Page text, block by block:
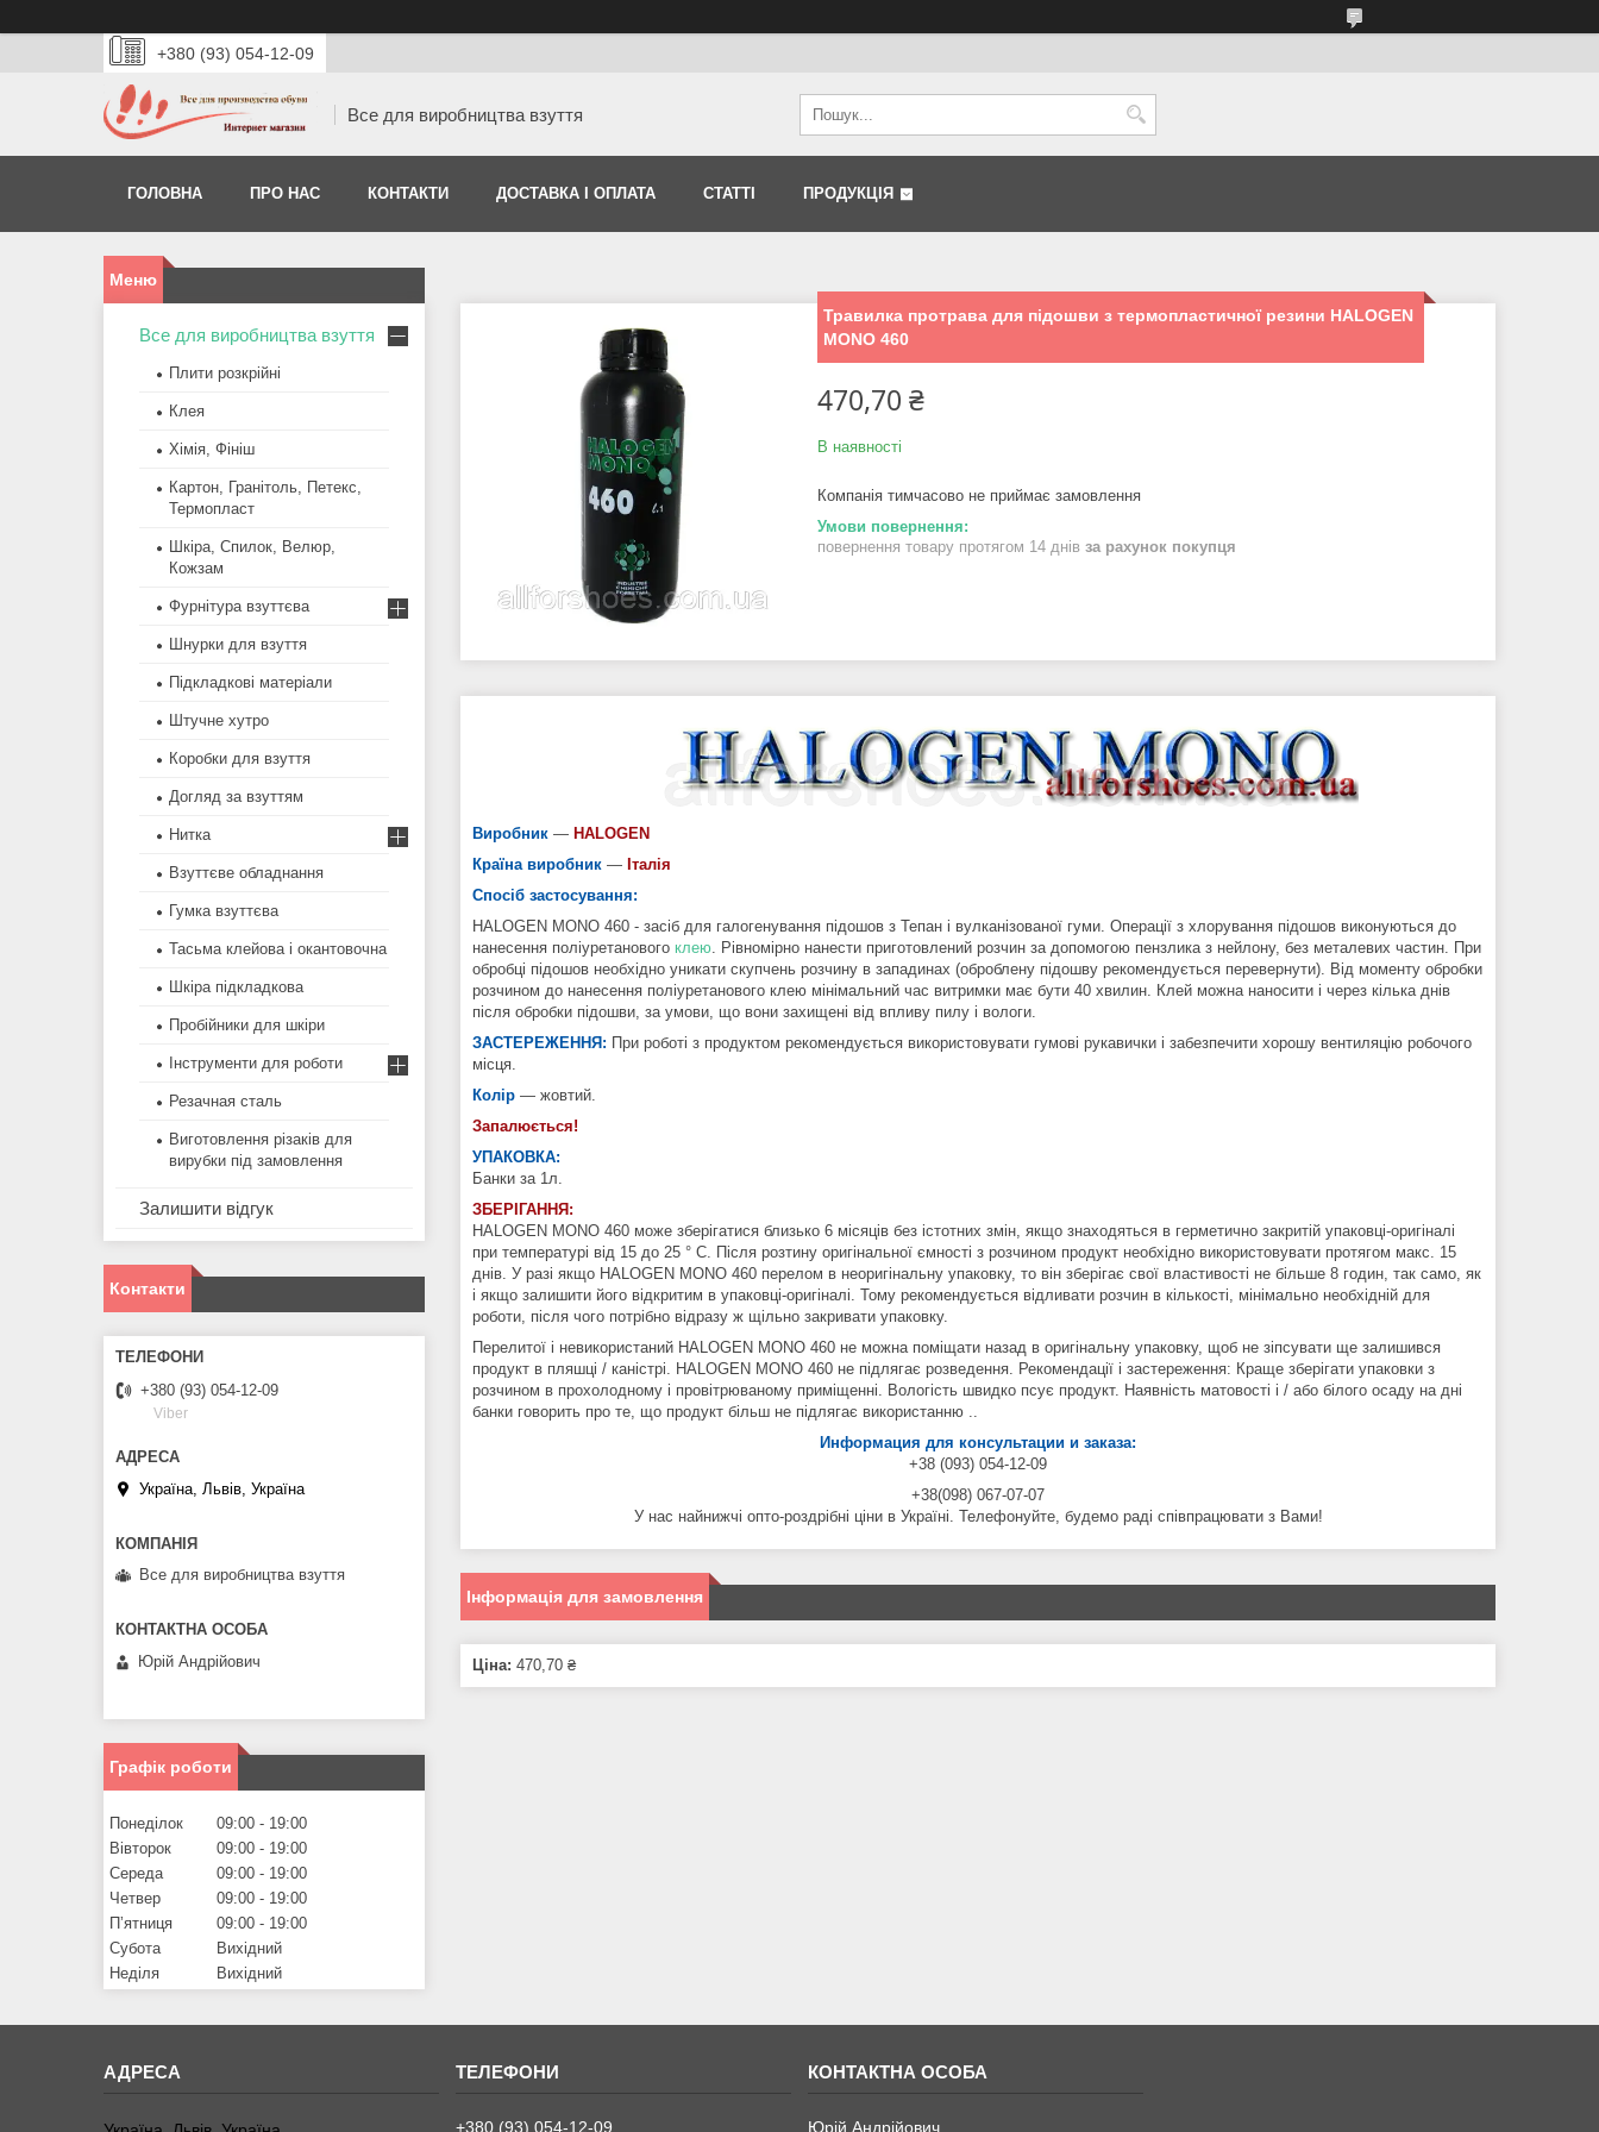
+380 (93) 054-12-09
Все для виробництва взуття
ГОЛОВНА ПРО НАС КОНТАКТИ ДОСТАВКА І ОПЛАТА СТАТТІ ПРОДУКЦІЯ
Травилка протрава для підошви з термопластичної резини HALOGEN
MONO 460
470,70 ₴
В наявності
Компанія тимчасово не приймає замовлення
повернення товару протягом 14 днів за рахунок покупця
Виробник — HALOGEN
Країна виробник — Італія
Спосіб застосування:
HALOGEN MONO 460 - засіб для галогенування підошов з Тепан і вулканізованої гуми. Операції з хлорування підошов виконуються до
нанесення поліуретанового клею. Рівномірно нанести приготовлений розчин за допомогою пензлика з нейлону, без металевих частин. При
обробці підошов необхідно уникати скупчень розчину в западинах (оброблену підошву рекомендується перевернути). Від моменту обробки
розчином до нанесення поліуретанового клею мінімальний час витримки має бути 40 хвилин. Клей можна наносити і через кілька днів
після обробки підошви, за умови, що вони захищені від впливу пилу і вологи.
ЗАСТЕРЕЖЕННЯ: При роботі з продуктом рекомендується використовувати гумові рукавички і забезпечити хорошу вентиляцію робочого
місця.
Колір — жовтий.
Запалюється!
УПАКОВКА:
Банки за 1л.
ЗБЕРІГАННЯ:
HALOGEN MONO 460 може зберігатися близько 6 місяців без істотних змін, якщо знаходяться в герметично закритій упаковці-оригіналі
при температурі від 15 до 25 ° С. Після розтину оригінальної ємності з розчином продукт необхідно використовувати протягом макс. 15
днів. У разі якщо HALOGEN MONO 460 перелом в неоригінальну упаковку, то він зберігає свої властивості не більше 8 годин, так само, як
і якщо залишити його відкритим в упаковці-оригіналі. Тому рекомендується відливати розчин в кількості, мінімально необхідній для
роботи, після чого потрібно відразу ж щільно закривати упаковку.
Перелитої і невикористаний HALOGEN MONO 460 не можна поміщати назад в оригінальну упаковку, щоб не зіпсувати ще залишився
продукт в пляшці / каністрі. HALOGEN MONO 460 не підлягає розведення. Рекомендації і застереження: Краще зберігати упаковки з
розчином в прохолодному і провітрюваному приміщенні. Вологість швидко псує продукт. Наявність матовості і / або білого осаду на дні
банки говорить про те, що продукт більш не підлягає використанню ..
Информация для консультации и заказа:
+38 (093) 054-12-09
+38(098) 067-07-07
У нас найнижчі опто-роздрібні ціни в Україні. Телефонуйте, будемо раді співпрацювати з Вами!
Інформація для замовлення
Ціна: 470,70 ₴
Все для виробництва взуття
Плити розкрійні
Клея
Хімія, Фініш
Картон, Гранітоль, Петекс,
Термопласт
Шкіра, Спилок, Велюр,
Кожзам
Фурнітура взуттєва
Шнурки для взуття
Підкладкові матеріали
Штучне хутро
Коробки для взуття
Догляд за взуттям
Нитка
Взуттєве обладнання
Гумка взуттєва
Тасьма клейова і окантовочна
Шкіра підкладкова
Пробійники для шкіри
Інструменти для роботи
Резачная сталь
Виготовлення різаків для
вирубки під замовлення
Залишити відгук
Контакти
+380 (93) 054-12-09
Viber
Україна, Львів, Україна
Все для виробництва взуття
Юрій Андрійович
Графік роботи
Понеділок 09:00
19:00
Вівторок
09:00
19:00
Середа
09:00
19:00
Четвер
09:00
19:00
Пʼятниця
09:00
19:00
Субота
Вихідний
Неділя
Вихідний
+380 (93) 054-12-09 Юрій Андрійович